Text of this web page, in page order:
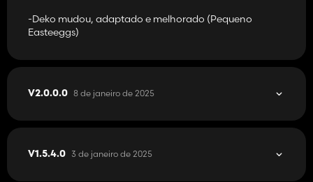
-Deko mudou, adaptado e melhorado (Pequeno
Easteeggs)
V2.0.0.0 8 de janeiro de 2025
V1.5.4.0 3 de janeiro de 2025